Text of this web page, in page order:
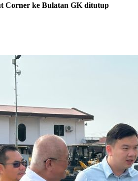
Corner ke Bulatan GK ditutup